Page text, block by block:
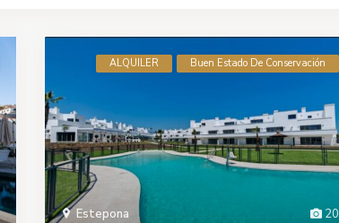
20
Estepona
ALQUILER Buen Estado De Conservación